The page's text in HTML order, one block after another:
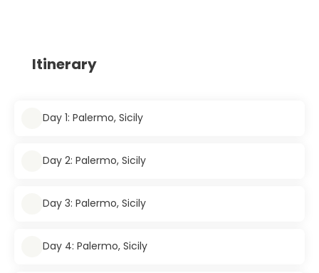
Itinerary
Day 1: Palermo, Sicily
Day 2: Palermo, Sicily
Day 3: Palermo, Sicily
Day 4: Palermo, Sicily